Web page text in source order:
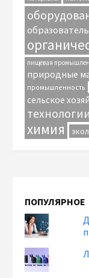
пищевая
природные
промышленность
сельское
технологии
химия
ПОПУЛЯРНОЕ